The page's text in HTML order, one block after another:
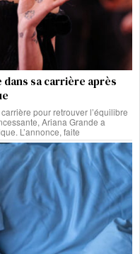
dans sa carrière après
pour retrouver l’équilibre
Ariana Grande a
L’annonce, faite